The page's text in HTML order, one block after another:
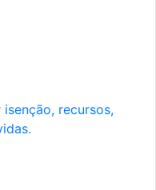
recursos,